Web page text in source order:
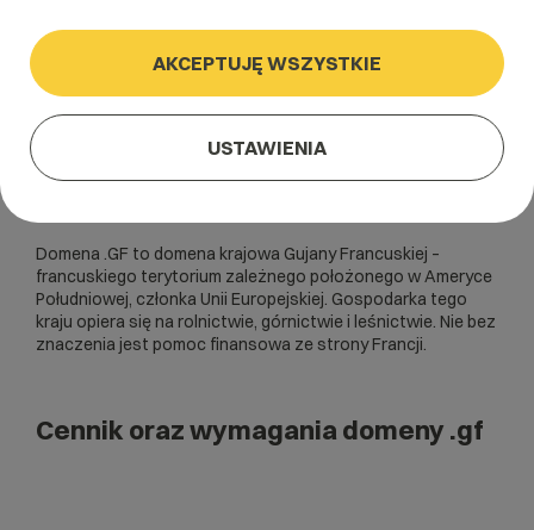
Domena .GF to domena krajowa Gujany Francuskiej –
francuskiego terytorium zależnego położonego w Ameryce
Południowej, członka Unii Europejskiej. Gospodarka tego
kraju opiera się na rolnictwie, górnictwie i leśnictwie. Nie bez
znaczenia jest pomoc finansowa ze strony Francji.
Cennik oraz wymagania domeny .gf
AKCEPTUJĘ WSZYSTKIE
USTAWIENIA